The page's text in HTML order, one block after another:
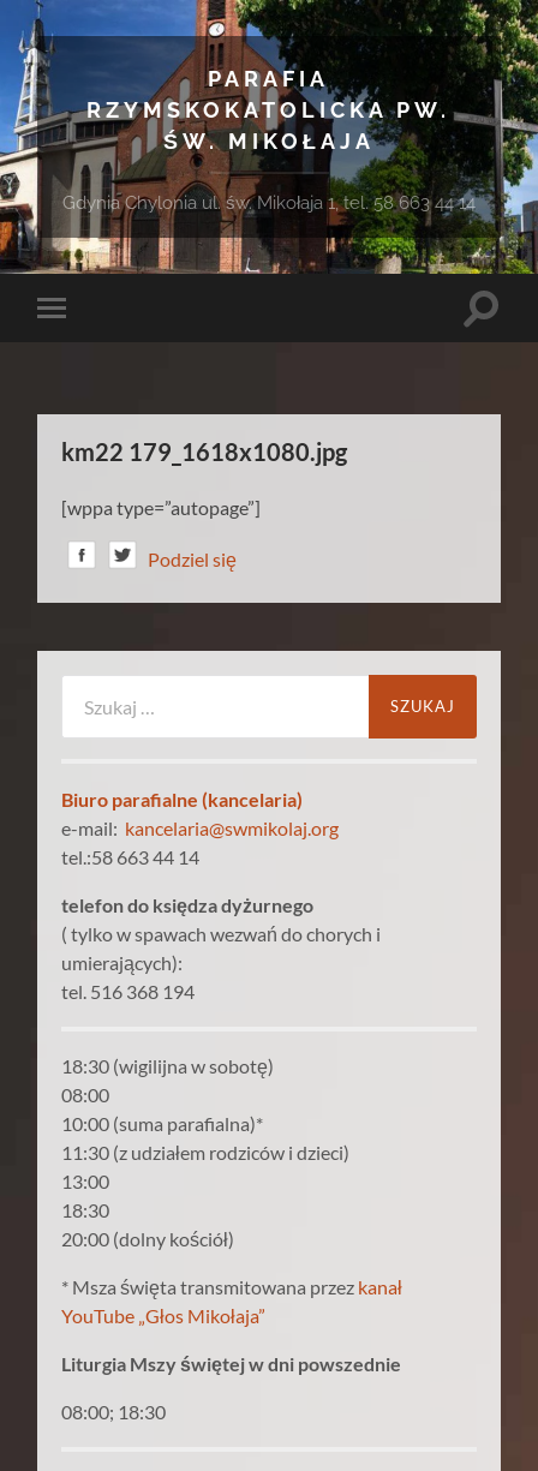
PARAFIA
RZYMSKOKATOLICKA PW.
ŚW. MIKOŁAJA
Gdynia Chylonia ul. św. Mikołaja 1, tel. 58 663 44 14
Toggle
Toggle
km22 179_1618x1080.jpg
[wppa type=”autopage”]
Podziel się
Biuro parafialne (kancelaria)
e-mail: kancelaria@swmikolaj.org
tel.:58 663 44 14
telefon do księdza dyżurnego
( tylko w spawach wezwań do chorych i
umierających):
tel. 516 368 194
18:30 (wigilijna w sobotę)
08:00
10:00 (suma parafialna)*
11:30 (z udziałem rodziców i dzieci)
13:00
18:30
20:00 (dolny kościół)
* Msza święta transmitowana przez kanał
YouTube „Głos Mikołaja”
Liturgia Mszy świętej w dni powszednie
08:00; 18:30